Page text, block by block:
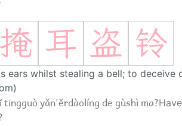
掩 耳 盗 铃
ears whilst stealing a bell; to deceive
tīngguò yǎn'ěrdàolíng de gùshì ma?